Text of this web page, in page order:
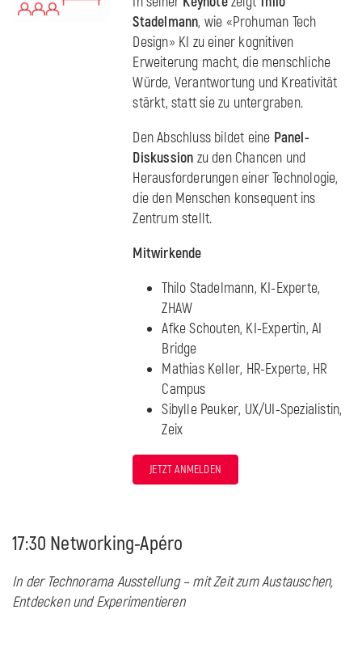
Stadelmann, wie «Prohuman Tech
Design» KI zu einer kognitiven
Erweiterung macht, die menschliche
Würde, Verantwortung und Kreativität
stärkt, statt sie zu untergraben.
Den Abschluss bildet eine Panel-
Diskussion zu den Chancen und
Herausforderungen einer Technologie,
die den Menschen konsequent ins
Zentrum stellt.
Mitwirkende
Thilo Stadelmann, KI-Experte,
ZHAW
Afke Schouten, KI-Expertin, AI
Bridge
Mathias Keller, HR-Experte, HR
Campus
Sibylle Peuker, UX/UI-Spezialistin,
Zeix
JETZT ANMELDEN
17:30 Networking-Apéro
In der Technorama Ausstellung – mit Zeit zum Austauschen,
Entdecken und Experimentieren